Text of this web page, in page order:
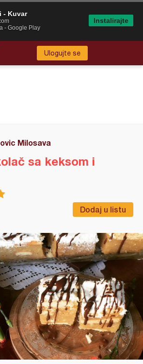
Ulogujte se
Milosava
Dodaj u listu
sa keksom i
- Kuvar
- Google Play
Instalirajte